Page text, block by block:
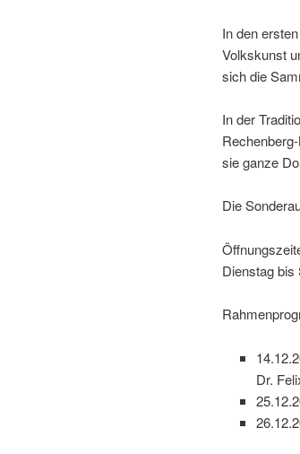
In den
Volkskunst
sich die
In der
sie ganze
Die
Dienstag bis
Dr.